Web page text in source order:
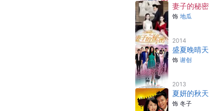
妻子的秘密
饰 地瓜
2014
盛夏晚晴天
饰 谢创
2013
夏妍的秋天
饰 冬子